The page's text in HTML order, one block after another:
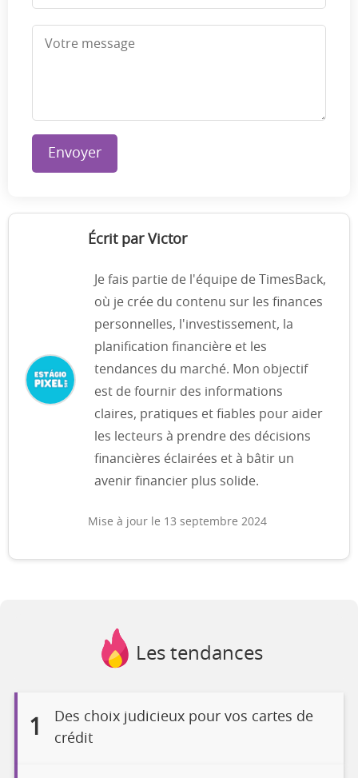
Envoyer
Écrit par Victor
Je fais partie de l'équipe de TimesBack,
où je crée du contenu sur les finances
personnelles, l'investissement, la
planification financière et les
tendances du marché. Mon objectif
est de fournir des informations
claires, pratiques et fiables pour aider
les lecteurs à prendre des décisions
financières éclairées et à bâtir un
avenir financier plus solide.
Mise à jour le 13 septembre 2024
Les tendances
1
Des choix judicieux pour vos cartes de
crédit